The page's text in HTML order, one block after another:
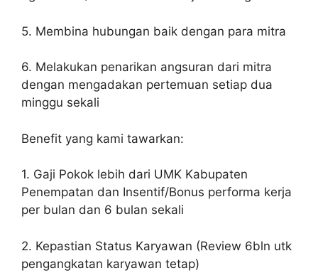
5. Membina hubungan baik dengan para mitra
6. Melakukan penarikan angsuran dari mitra
dengan mengadakan pertemuan setiap dua
minggu sekali
Benefit yang kami tawarkan:
1. Gaji Pokok lebih dari UMK Kabupaten
Penempatan dan Insentif/Bonus performa kerja
per bulan dan 6 bulan sekali
2. Kepastian Status Karyawan (Review 6bln utk
pengangkatan karyawan tetap)